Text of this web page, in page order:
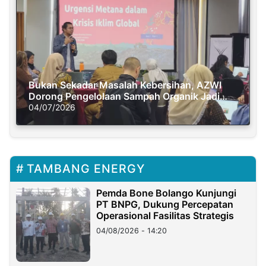
Bukan Sekadar Masalah Kebersihan, AZWI
Dorong Pengelolaan Sampah Organik Jadi
Solusi Krisis Iklim
04/07/2026
TAMBANG ENERGY
Pemda Bone Bolango Kunjungi
PT BNPG, Dukung Percepatan
Operasional Fasilitas Strategis
04/08/2026 - 14:20